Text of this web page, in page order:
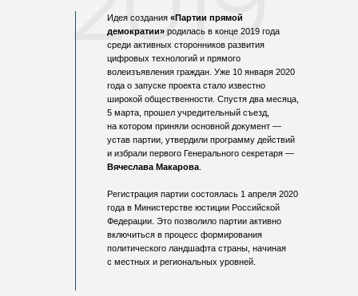
Идея создания «Партии прямой
демократии» родилась в конце 2019 года
среди активных сторонников развития
цифровых технологий и прямого
волеизъявления граждан. Уже 10 января 2020
года о запуске проекта стало известно
широкой общественности. Спустя два месяца,
5 марта, прошел учредительный съезд,
на котором приняли основной документ —
устав партии, утвердили программу действий
и избрали первого Генерального секретаря —
Вячеслава Макарова
Регистрация партии состоялась 1 апреля 2020
года в Министерстве юстиции Российской
Федерации. Это позволило партии активно
включиться в процесс формирования
политического ландшафта страны, начиная
с местных и региональных уровней.​‍